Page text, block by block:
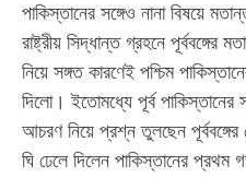
পাকিস্তানের সঙ্গেও নানা বিষয়ে
রাষ্ট্রীয় সিদ্ধান্ত গ্রহনে
নিয়ে সঙ্গত কারণেই পশ্চিম
দিলো। ইতোমধ্যে পূর্ব পাকিস্তানের
আচরণ নিয়ে প্রশ্ন তুলছেন
ঘি ঢেলে দিলেন পাকিস্তানের প্রথম